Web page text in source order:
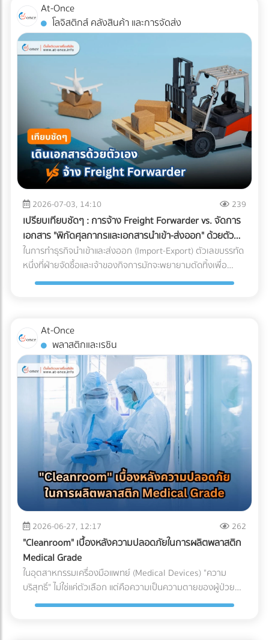
ขัง สิ่งที่ต้องทำ: ก่อนปูพื้นใหม่ ควรเช็กระดับความลาดเอียงของ
พื้นคอนกรีตว่าสามารถทำให้น้ำไหล ลงท่อได้สะดวกหรือไม่ และ
ควรเพิ่มจุดระบายน้ำ หรือใส่ตะแกรงกันเศษใบไม้ขยะอุดตัน ????
จุดบอดสำคัญ: ทำไม "ระบบกันซึม" ถึงเป็นสิ่งที่ห้ามตัดงบทิ้งเด็ด
ขาด? หลายคนมักตกหลุมพรางด้วยการนำหญ้าเทียม แผ่นไม้
เทียม (Wood Plastic Composite) หรือกระเบื้อง ไปปูทับลงบน
พื้นคอนกรีตดาดฟ้าเดิมโดยตรง เพราะคิดว่าพื้นปูนเก่าก็ดูแข็ง
แรงดี แต่นี่คือ "ฝันร้าย" ที่รอวันปะทุเมื่อหน้าฝนมาเยือน
ธรรมชาติของพื้นคอนกรีตดาดฟ้าที่ต้องตากแดดตากฝนมา
หลายปี ย่อมมีการยืดและหดตัวจนเกิด "รอยแตกร้าวขนาดเล็ก
(Hairline Cracks)" ที่ตาเปล่ามองไม่เห็น เมื่อคุณนำวัสดุไปปูทับ
น้ำฝนจะซึมผ่านร่องพื้นลงไปขังอยู่ใต้แผ่นหญ้าเทียมหรือพื้นไม้
ความชื้นที่สะสมอยู่ตลอดเวลาจะค่อยๆ แทรกซึมลงตามรอยร้าว
ของคอนกรีต ผลลัพธ์ที่ตามมาหากไม่ทำระบบกันซึม: เหล็กเส้น
เป็นสนิมและดันปูนแตก: ความชื้นจะทำปฏิกิริยากับเหล็กเส้นใน
โครงสร้างพื้นคอนกรีต ทำให้เหล็กบวมและดันให้คอนกรีตหลุด
ร่อน (Spalling Concrete) ฝ้าเพดานชั้นล่างพังทลาย: น้ำที่ซึม
ลงมาจะหยดใส่ฝ้าเพดานชั้นล่าง ทำให้ฝ้าเกิดรอยด่าง เป็นเชื้อรา
หรือทะลุพังลงมา ทำลายเฟอร์นิเจอร์และระบบไฟที่เพิ่งทำใหม่
ทั้งหมด ค่าซ่อมแซมที่แพงกว่าค่าป้องกัน: หากเกิดน้ำรั่วซึม คุณ
ตั้งแต่แรกหลายเท่าตัว เลือกระบบกันซึมดาดฟ้าอย่างไรให้จบ
ปัญหา? ก่อนที่จะเริ่มงานตกแต่ง (Finishing) พื้นผิวดาดฟ้า คุณ
ควรลงทุนกับการทำ ระบบกันซึม (Waterproofing System) ที่มี
คุณภาพ โดยประเภทที่นิยมใช้สำหรับดาดฟ้ามีดังนี้: อะคริลิกกัน
ซึม (Acrylic Waterproof): เหมาะสำหรับดาดฟ้าทั่วไปที่มีการ
สัญจรไม่หนักมาก มีความยืดหยุ่น ทนทานต่อรังสียูวี และช่วย
สะท้อนความร้อนได้ดี โพลียูรีเทนกันซึม (PU Waterproof): เหมาะ
สำหรับพื้นที่ที่มีน้ำขัง หรือดาดฟ้าที่ต้องการปูพื้นกระเบื้อง/ไม้
เทียมทับ มีความยืดหยุ่นสูงมาก ทนต่อรอยแตกร้าวของอาคารได้
ดีเยี่ยม ป้องกันน้ำซึมผ่านได้ 100% บทสรุป การรีโนเวทดาดฟ้าให้
เป็น Rooftop ที่สวยงามและสร้างกำไรให้ธุรกิจ เป็นไอเดียที่ยอด
เยี่ยม แต่รากฐานที่สำคัญที่สุดของความสวยงามนั้นคือ "ความ
ปลอดภัยและโครงสร้างที่ปกป้องอาคารได้" การให้ความสำคัญกับ
ระบบกันซึม ตั้งแต่ขั้นตอนแรกของการออกแบบ คือการปกป้อง
เงินลงทุนก้อนใหญ่ของคุณ ให้คุณดำเนินธุรกิจได้อย่างสบายใจ
ไม่ต้องหวาดผวาทุกครั้งที่เมฆฝนตั้งเค้ามาอีกต่อไป
เกล็ดน้ำแข็ง (Freezer Burn) หรือเปล่า? และถุงจะกรอบแตกใน
ห้องเย็นไหม?" ความกังวลนี้คือความจริงที่หลีกเลี่ยงไม่ได้ ใน
อุตสาหกรรมอาหารแช่แข็ง การใช้วัสดุรักษ์โลกแบบผิดประเภทอาจ
ทำให้อายุการเก็บรักษาที่เคยอยู่ได้นาน 1-2 ปี ลดลงอย่าง
ฮวบฮาบ หรือเกิดความเสียหายระหว่างขนส่ง ซึ่งส่งผลกระทบ
อย่างรุนแรงต่อกำไรและชื่อเสียงของแบรนด์ เรามาทำความเข้าใจ
ความท้าทายนี้ตามความเป็นจริง พร้อมหา "ทางรอด" เชิง
วิศวกรรมที่จะช่วยให้โรงงานของคุณรักษ์โลกได้ โดยที่อาหารแช่
แข็งยังคงคุณภาพสมบูรณ์ 100% ทำไมบรรจุภัณฑ์รักษ์โลกทั่วไป
ถึงสอบตกใน "ห้องเย็น"? หน้าที่หลักของบรรจุภัณฑ์อาหารแช่
แข็งคือการทนต่ออุณหภูมิติดลบ (ตั้งแต่ -18°C ไปจนถึง -40°C)
และต้องเป็น "เกราะป้องกัน (Barrier)" ไม่ให้ความชื้นระเหยออก
จากอาหารจนเกิดสภาวะ Freezer Burn (เนื้อสัตว์หรืออาหาร
แห้งกระด้างและเสียรสชาติ) พลาสติกแบบดั้งเดิมที่โรงงานนิยมใช้
(เช่น ไนลอนประกบ PE) มีความเหนียว ทนความเย็น และกันรอย
เจาะทะลุจากความแหลมคมของเกล็ดน้ำแข็งได้ดีเยี่ยม แต่มัน
"รีไซเคิลไม่ได้" ในขณะที่หากคุณเปลี่ยนไปใช้พลาสติกชีวภาพที่
ย่อยสลายได้ (เช่น PLA) วัสดุเหล่านี้มักจะเปราะบาง ทนความเย็น
แถมยังมีอัตราการซึมผ่านของไอน้ำ (WVTR) สูง ทำให้อาหารสูญ
ต้องการเดินหน้าเรื่อง Eco-packaging ในอุตสาหกรรมอาหารแช่
แข็ง นี่คือทางออกที่แบรนด์ชั้นนำระดับโลกกำลังปรับใช้: 1. เปลี่ยน
ผ่านสู่ Mono-material PE (พลาสติกชนิดเดียวที่เกิดมาเพื่อ
ความเย็น) วงการอุตสาหกรรมอาหารแช่แข็งในปี 2026 กำลังมุ่ง
หน้าไปที่โครงสร้าง Mono-material PE (Polyethylene) คือการ
ใช้พลาสติกตระกูล PE ทั้งหมดมาทำเป็นถุง เนื่องจาก PE มีจุด
เด่นเรื่องการทนความเย็นจัดได้ดี ไม่กรอบแตก และที่สำคัญคือ
สามารถนำไปรีไซเคิลเข้าสู่ระบบเศรษฐกิจหมุนเวียน (Circular
Economy) ได้ 100% ตอบโจทย์กฎหมายต่างประเทศได้ทันที 2.
ใช้เทคโนโลยี MDO-PE อัปเกรดความเหนียวและป้องกันรอยเจาะ
ทะลุ เพื่อแก้ปัญหาเรื่องความแข็งแรง โรงงานบรรจุภัณฑ์ยุคใหม่จะ
ใช้เทคโนโลยี MDO (Machine Direction Orientation) ในการยืด
(Puncture Resistance) จากมุมแหลมของอาหารแช่แข็ง เช่น
กระดูกหมู กุ้ง หรือเกล็ดน้ำแข็งได้ดีเทียบเท่าการใช้ไนลอนแบบ
ดั้งเดิม 3. กลยุทธ์ Downgauging (รีดความหนา ลดต้นทุน ลด
คาร์บอน) แนวทางรักษ์โลกที่โรงงานทำได้ทันทีโดยไม่ต้องเสี่ยง
เปลี่ยนวัสดุ คือการลดความหนาของฟิล์ม (Downgauging) การ
ใช้เม็ดพลาสติกเกรดพิเศษช่วยให้โรงงานผลิตฟิล์มที่บางลง (เช่น
ลดจาก 100 ไมครอน เหลือ 80 ไมครอน) แต่ยังคงความเหนียว
At-Once
โลจิสติกส์ คลังสินค้า และการจัดส่ง
2026-07-03, 14:10 239
เปรียบเทียบชัดๆ : การจ้าง Freight Forwarder vs. จัดการ
เอกสาร "พิกัดศุลกากรและเอกสารนำเข้า-ส่งออก" ด้วยตัว
เอง
ในการทำธุรกิจนำเข้าและส่งออก (Import-Export) ตัวเลขบรรทัด
หนึ่งที่ฝ่ายจัดซื้อและเจ้าของกิจการมักจะพยายามตัดทิ้งเพื่อ
ประหยัดต้นทุนคือ "ค่าบริการตัวแทนออกของ (Customs
จริง โลกของการค้าระหว่างประเทศถูกผูกมัดด้วยกฎหมายและข้อ
บังคับที่ซับซ้อน การพยายามประหยัดงบหลักพันในการจ้างผู้
เชี่ยวชาญ อาจนำไปสู่ "ต้นทุนแฝงและค่าปรับหลักล้าน" ที่สามารถ
ทำให้ธุรกิจสะดุดจนถึงขั้นวิกฤตได้ นี่คือบทเรียนราคาแพงและ
ความเสี่ยงระดับโครงสร้าง ที่ธุรกิจต้องแบกรับเมื่อตัดสินใจ
จัดการเอกสารและพิกัดศุลกากรด้วยตัวเอง 3 สิ่งที่ไม่อยากให้เกิด
เมื่อการจัดการเอกสารศุลกากรผิดพลาด 1. การสำแดง "พิกัด
ศุลกากร (HS Code)" ผิดพลาด HS Code (Harmonized
System Code) คือรหัสตัวเลขสากลที่ใช้แยกประเภทสินค้าทั่วโลก
ซึ่งรหัสนี้จะเป็นตัวกำหนดอัตราภาษีนำเข้า-ส่งออกที่ธุรกิจต้อง
จ่าย การตีความ HS Code ไม่ใช่เรื่องตรงไปตรงมา สินค้าหนึ่งชิ้น
อาจเข้าข่ายพิกัดได้หลายหมวดหมู่ขึ้นอยู่กับวัสดุหรือการใช้งาน
(เช่น ชิ้นส่วนพลาสติกทั่วไป vs. ชิ้นส่วนพลาสติกสำหรับเครื่อง
มือแพทย์) หากระบุพิกัดผิด (สำแดงภาษีต่ำกว่าความเป็นจริง): แม้
จะเกิดจากความไม่รู้ แต่ในมุมของศุลกากรจะถือเป็นการ "หลีก
เลี่ยงภาษี" ธุรกิจอาจโดนกักตู้สินค้า (Customs Hold) โดนยึด
ของ และถูกเรียกเก็บภาษีย้อนหลังพร้อมค่าปรับที่สูงกว่ามูลค่า
สินค้าหลายเท่าตัว ซึ่งศุลกากรมีสิทธิ์ตรวจสอบย้อนหลังได้สูงสุด
ถึง 10 ปี หากระบุพิกัดผิด (สำแดงภาษีสูงเกินจริง): ธุรกิจจะต้อง
จ่ายภาษีแพงกว่าที่ควรจะเป็น ทำให้ต้นทุนสินค้าสูงขึ้นและสูญเสีย
At-Once
พลาสติกและเรซิน
2026-06-27, 12:17 262
"Cleanroom" เบื้องหลังความปลอดภัยในการผลิตพลาสติก
Medical Grade
ในอุตสาหกรรมเครื่องมือแพทย์ (Medical Devices) "ความ
บริสุทธิ์" ไม่ใช่แค่ตัวเลือก แต่คือความเป็นความตายของผู้ป่วย
แม้ว่านักวิศวกรรมวัสดุจะสามารถคิดค้นเม็ดพลาสติกเกรด